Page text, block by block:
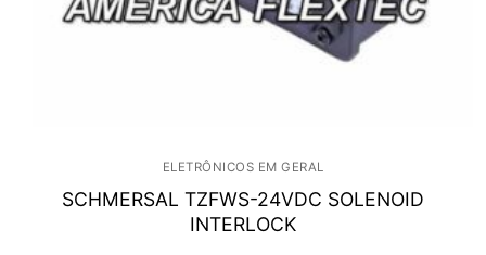
ELETRÔNICOS EM GERAL
SCHMERSAL TZFWS-24VDC SOLENOID
INTERLOCK